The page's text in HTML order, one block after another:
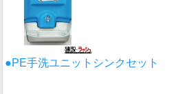
●PE手洗ユニットシンクセット